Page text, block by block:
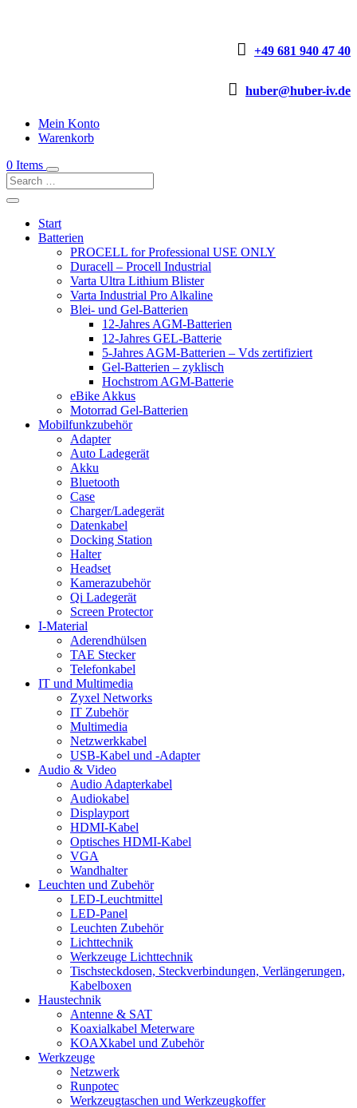
 +49 681 940 47 40
 huber@huber-iv.de
Mein Konto
Warenkorb
0 Items
Start
Batterien
PROCELL for Professional USE ONLY
Duracell – Procell Industrial
Varta Ultra Lithium Blister
Varta Industrial Pro Alkaline
Blei- und Gel-Batterien
12-Jahres AGM-Batterien
12-Jahres GEL-Batterie
5-Jahres AGM-Batterien – Vds zertifiziert
Gel-Batterien – zyklisch
Hochstrom AGM-Batterie
eBike Akkus
Motorrad Gel-Batterien
Mobilfunkzubehör
Adapter
Auto Ladegerät
Akku
Bluetooth
Case
Charger/Ladegerät
Datenkabel
Docking Station
Halter
Headset
Kamerazubehör
Qi Ladegerät
Screen Protector
I-Material
Aderendhülsen
TAE Stecker
Telefonkabel
IT und Multimedia
Zyxel Networks
IT Zubehör
Multimedia
Netzwerkkabel
USB-Kabel und -Adapter
Audio & Video
Audio Adapterkabel
Audiokabel
Displayport
HDMI-Kabel
Optisches HDMI-Kabel
VGA
Wandhalter
Leuchten und Zubehör
LED-Leuchtmittel
LED-Panel
Leuchten Zubehör
Lichttechnik
Werkzeuge Lichttechnik
Tischsteckdosen, Steckverbindungen, Verlängerungen,
Kabelboxen
Haustechnik
Antenne & SAT
Koaxialkabel Meterware
KOAXkabel und Zubehör
Werkzeuge
Netzwerk
Runpotec
Werkzeugtaschen und Werkzeugkoffer